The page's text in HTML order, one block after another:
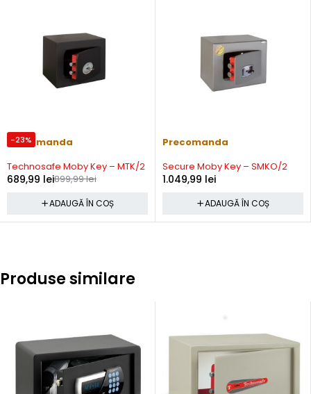
-23%
Precomanda
Technosafe Moby Key – MTK/2
899,99lei
689,99 lei
ADAUGĂ ÎN COȘ
Precomanda
Secure Moby Key – SMKO/2
1.049,99 lei
ADAUGĂ ÎN COȘ
Produse similare